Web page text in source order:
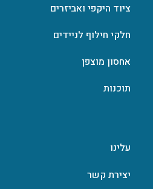
ציוד היקפי ואביזרים
חלקי חילוף לניידים
אחסון מוצפן
תוכנות
עלינו
יצירת קשר